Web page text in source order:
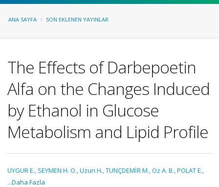
ANA SAYFA SON EKLENEN YAYINLAR
The Effects of Darbepoetin
Alfa on the Changes Induced
by Ethanol in Glucose
Metabolism and Lipid Profile
UYGUR E., SEYMEN H. O.,Uzun H.,TUNÇDEMİR M.,Oz A. B.,POLAT E.,
...Daha Fazla